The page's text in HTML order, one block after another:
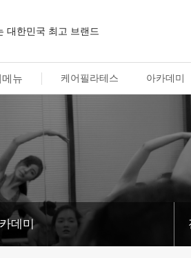
대한민국 최고 브랜드
뉴 케어필라테스 아카데미
데미